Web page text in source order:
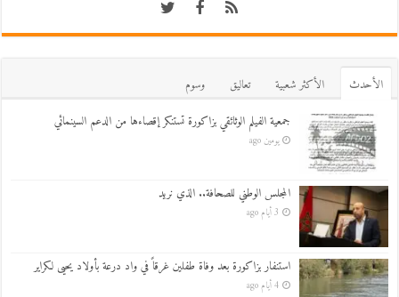
اﻷحدث اﻷكثر شعبية تعاليق
وسوم
جمعية الفيلم الوثائقي بزاكورة تستنكر إقصاءها من الدعم السينمائي
يومين ago
المجلس الوطني للصحافة.. الذي نريد
3 أيام ago
استنفار بزاكورة بعد وفاة طفلين غرقاً في واد درعة بأولاد يحيى لكراير
4 أيام ago